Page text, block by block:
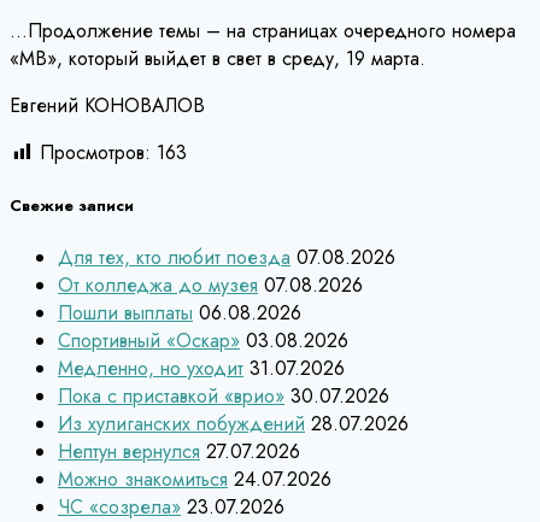
…Продолжение темы – на страницах очередного номера
«МВ», который выйдет в свет в среду, 19 марта.
Евгений КОНОВАЛОВ
Просмотров: 163
Свежие записи
Для тех, кто любит поезда 07.08.2026
От колледжа до музея 07.08.2026
Пошли выплаты 06.08.2026
Спортивный «Оскар» 03.08.2026
Медленно, но уходит 31.07.2026
Пока с приставкой «врио» 30.07.2026
Из хулиганских побуждений 28.07.2026
Нептун вернулся 27.07.2026
Можно знакомиться 24.07.2026
ЧС «созрела» 23.07.2026